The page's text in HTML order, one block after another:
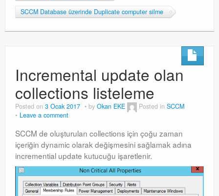
SCCM Database üzerinde Duplicate computer silme
Incremental update olan
collections listeleme
Posted on 3 Ocak 2017 by Okan EKE Posted in SCCM
Leave a comment
SCCM de oluşturulan collections için çoğu zaman
içeriğin dynamic olarak değişmesini sağlamak adına
incremential update kutucuğu işaretlenir.